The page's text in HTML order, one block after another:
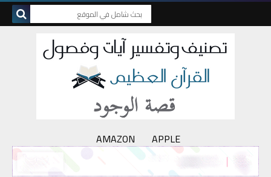
AMAZON APPLE